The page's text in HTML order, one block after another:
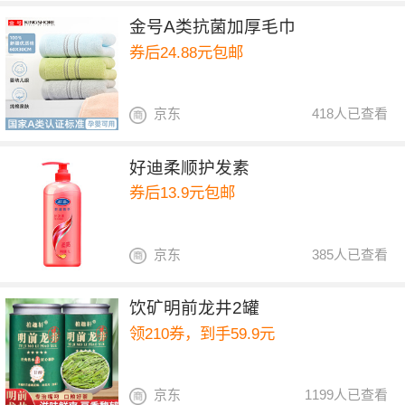
金号A类抗菌加厚毛巾
券后24.88元包邮
418人已查看
京东
好迪柔顺护发素
券后13.9元包邮
385人已查看
京东
饮矿明前龙井2罐
领210券，到手59.9元
1199人已查看
京东